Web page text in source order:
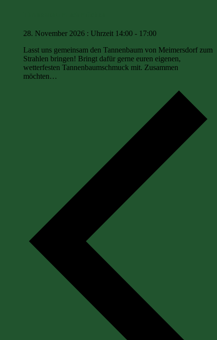
28. November 2026 : Uhrzeit 14:00 - 17:00
Lasst uns gemeinsam den Tannenbaum von Meimersdorf zum
Strahlen bringen! Bringt dafür gerne euren eigenen,
wetterfesten Tannenbaumschmuck mit. Zusammen
möchten…